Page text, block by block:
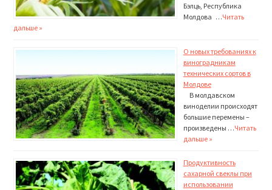
Бэлць, Республика
Молдова …Читать
дальше »
О новых требованиях к
виноградникам
технических сортов в
Молдове
В молдавском
виноделии происходят
большие пере­мены –
произведены …Читать
дальше »
Продуктивность
сахарной свеклы при
использовании